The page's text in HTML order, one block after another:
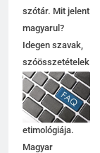
szótár. Mit jelent
magyarul?
Idegen szavak,
szóösszetételek
jelentése,
magyarázata,
használata,
etimológiája.
Magyar
6